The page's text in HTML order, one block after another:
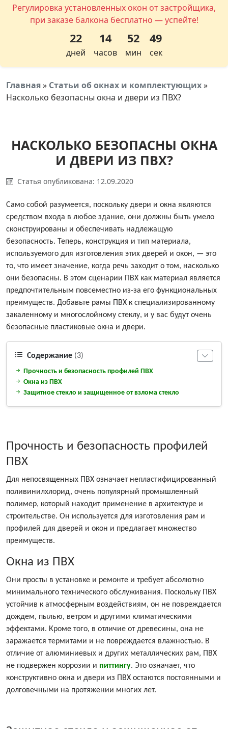
Регулировка установленных окон от застройщика,
при заказе балкона бесплатно — успейте!
22
дней
14
часов
52
мин
48
сек
Главная» Статьи об окнах и комплектующих»
Насколько безопасны окна и двери из ПВХ?
НАСКОЛЬКО БЕЗОПАСНЫ ОКНА
И ДВЕРИ ИЗ ПВХ?
Статья опубликована: 12.09.2020
Само собой разумеется, поскольку двери и окна являются
средством входа в любое здание, они должны быть умело
сконструированы и обеспечивать надлежащую
безопасность. Теперь, конструкция и тип материала,
используемого для изготовления этих дверей и окон, — это
то, что имеет значение, когда речь заходит о том, насколько
они безопасны. В этом сценарии ПВХ как материал является
предпочтительным повсеместно из-за его функциональных
преимуществ. Добавьте рамы ПВХ к специализированному
закаленному и многослойному стеклу, и у вас будут очень
безопасные пластиковые окна и двери.
Содержание (3)
Прочность и безопасность профилей ПВХ
Окна из ПВХ
Защитное стекло и защищенное от взлома стекло
Прочность и безопасность профилей
ПВХ
Для непосвященных ПВХ означает непластифицированный
поливинилхлорид, очень популярный промышленный
полимер, который находит применение в архитектуре и
строительстве. Он используется для изготовления рам и
профилей для дверей и окон и предлагает множество
преимуществ.
Окна из ПВХ
Они просты в установке и ремонте и требует абсолютно
минимального технического обслуживания. Поскольку ПВХ
устойчив к атмосферным воздействиям, он не повреждается
дождем, пылью, ветром и другими климатическими
эффектами. Кроме того, в отличие от древесины, она не
заражается термитами и не повреждается влажностью. В
отличие от алюминиевых и других металлических рам, ПВХ
не подвержен коррозии и питтингу. Это означает, что
конструктивно окна и двери из ПВХ остаются постоянными и
долговечными на протяжении многих лет.